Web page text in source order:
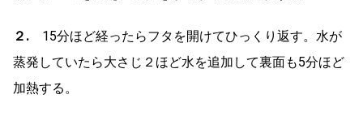
２. 15分ほど経ったらフタを開けてひっくり返す。水が
蒸発していたら大さじ２ほど水を追加して裏面も5分ほど
加熱する。